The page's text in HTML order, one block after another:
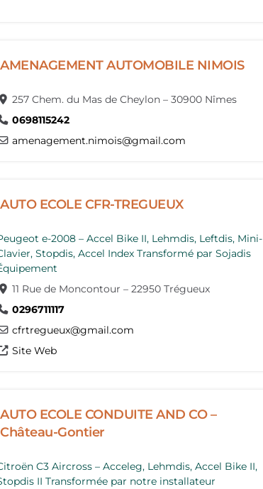
AMENAGEMENT AUTOMOBILE NIMOIS
257 Chem. du Mas de Cheylon – 30900 Nîmes
0698115242
amenagement.nimois@gmail.com
AUTO ECOLE CFR-TREGUEUX
e-2008 – Accel Bike II, Lehmdis, Leftdis, Mini-
Stopdis, Accel Index Transformé par Sojadis
11 Rue de Moncontour – 22950 Trégueux
0296711117
cfrtregueux@gmail.com
Site Web
AUTO ECOLE CONDUITE AND CO –
Château-Gontier
C3 Aircross – Acceleg, Lehmdis, Accel Bike II,
II Transformée par notre installateur